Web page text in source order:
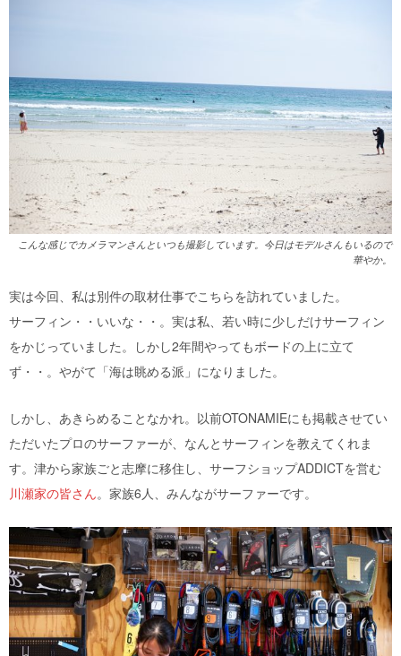
こんな感じでカメラマンさんといつも撮影しています。今日はモデルさんもいるので
華やか。
実は今回、私は別件の取材仕事でこちらを訪れていました。
サーフィン・・いいな・・。実は私、若い時に少しだけサーフィン
をかじっていました。しかし2年間やってもボードの上に立て
ず・・。やがて「海は眺める派」になりました。
しかし、あきらめることなかれ。以前OTONAMIEにも掲載させてい
ただいたプロのサーファーが、なんとサーフィンを教えてくれま
す。津から家族ごと志摩に移住し、サーフショップADDICTを営む
川瀬家の皆さん。家族6人、みんながサーファーです。